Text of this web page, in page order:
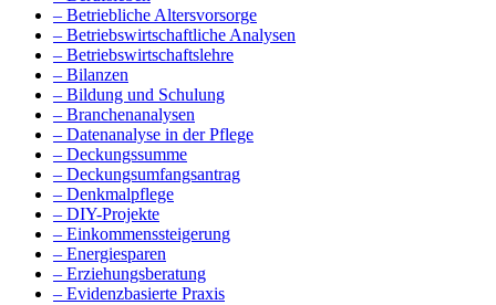
– Betriebliche Altersvorsorge
– Betriebswirtschaftliche Analysen
– Betriebswirtschaftslehre
– Bilanzen
– Bildung und Schulung
– Branchenanalysen
– Datenanalyse in der Pflege
– Deckungssumme
– Deckungsumfangsantrag
– Denkmalpflege
– DIY-Projekte
– Einkommenssteigerung
– Energiesparen
– Erziehungsberatung
– Evidenzbasierte Praxis